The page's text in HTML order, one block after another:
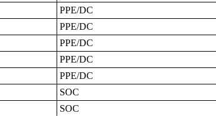
PPE/DC
PPE/DC
PPE/DC
PPE/DC
PPE/DC
SOC
SOC